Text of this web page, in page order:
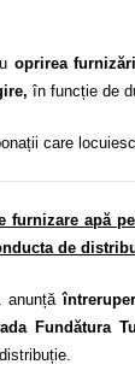
oprirea
în funcție de
care
furnizare apă
de
anunță
Fundătura